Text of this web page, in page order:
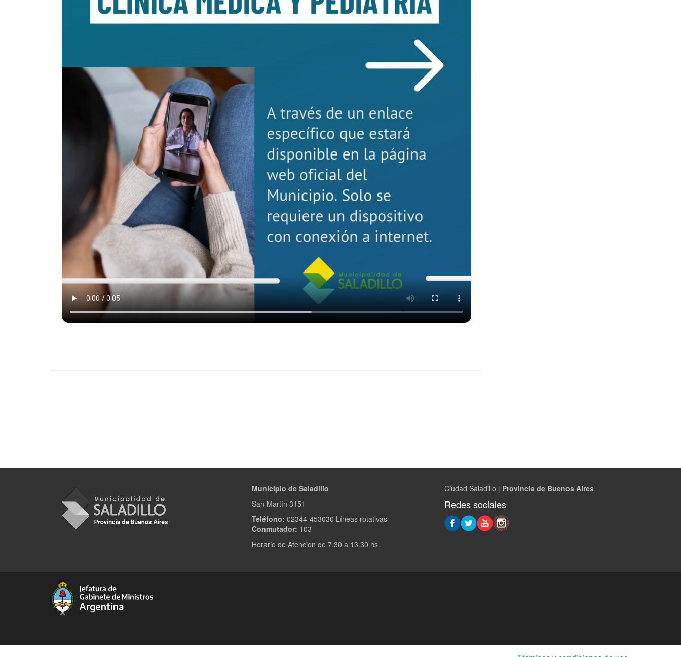
Municipio de Saladillo
San Martín 3151
Teléfono: 02344-453030 Líneas rotativas
Conmutador: 103
Horario de Atencion de 7.30 a 13.30 hs.
Ciudad Saladillo | Provincia de Buenos Aires
Redes sociales